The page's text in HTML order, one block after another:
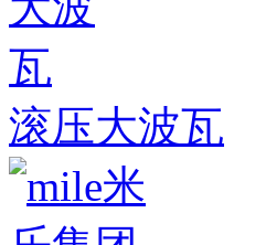
滚压大波瓦